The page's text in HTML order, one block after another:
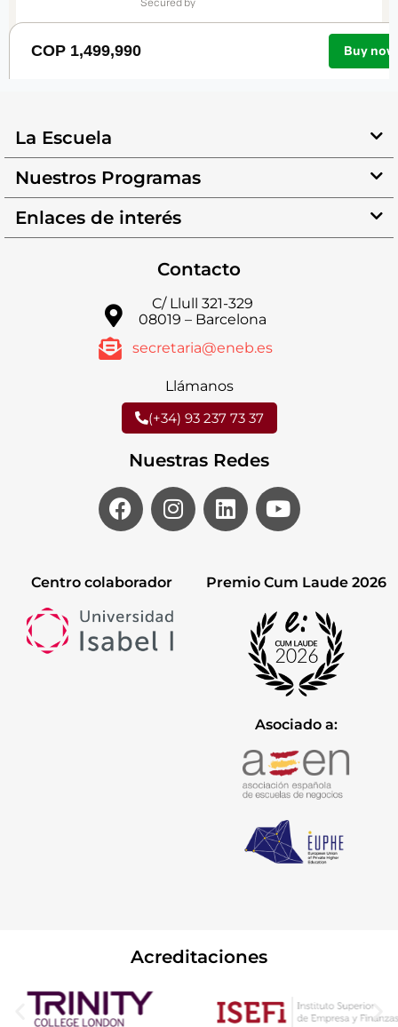
La Escuela
Nuestros Programas
Enlaces de interés
Contacto
C/ Llull 321-329
08019 – Barcelona
secretaria@eneb.es
Llámanos
(+34) 93 237 73 37
Nuestras Redes
Centro colaborador Premio Cum Laude 2026
Asociado a:
Acreditaciones